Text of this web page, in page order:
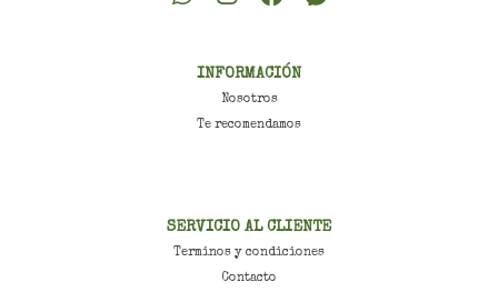
INFORMACIÓN
Nosotros
Te recomendamos
SERVICIO AL CLIENTE
Terminos y condiciones
Contacto